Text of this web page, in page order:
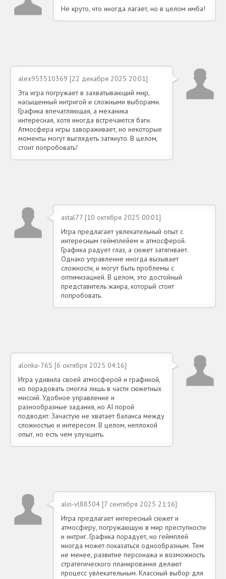
Не круто, что иногда лагает, но в целом имба!
alex953510369 [22 декабря 2025 20:01]
Эта игра погружает в захватывающий мир,
насыщенный интригой и сложными выборами.
Графика впечатляющая, а механика
интересная, хотя иногда встречаются баги.
Атмосфера игры завораживает, но некоторые
моменты могут выглядеть затянуто. В целом,
стоит попробовать!
astal77 [10 октября 2025 00:01]
Игра предлагает увлекательный опыт с
интересным геймплейем и атмосферой.
Графика радует глаз, а сюжет затягивает.
Однако управление иногда вызывает
сложности, и могут быть проблемы с
оптимизацией. В целом, это достойный
представитель жанра, который стоит
попробовать.
alonka-76S [6 октября 2025 04:16]
Игра удивила своей атмосферой и графикой,
но порадовать смогла лишь в части сюжетных
миссий. Удобное управление и
разнообразные задания, но AI порой
подводит. Зачастую не хватает баланса между
сложностью и интересом. В целом, неплохой
опыт, но есть чем улучшить.
alin-vl88304 [7 сентября 2025 21:16]
Игра предлагает интересный сюжет и
атмосферу, погружающую в мир преступности
и интриг. Графика порадует, но геймплей
иногда может показаться однообразным. Тем
не менее, развитие персонажа и возможность
стратегического планирования делают
процесс увлекательным. Классный выбор для